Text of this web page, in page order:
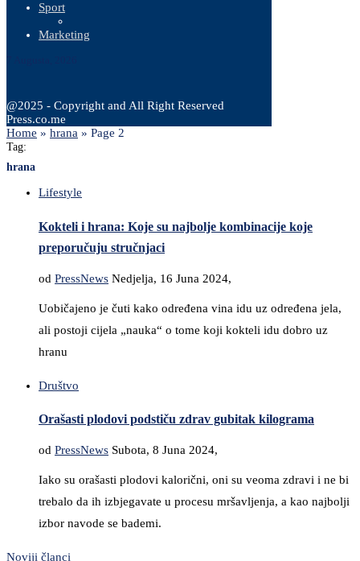
Sport
Marketing
@2025 - Copyright and All Right Reserved
Press.co.me
Home » hrana » Page 2
Tag:
hrana
Lifestyle
Kokteli i hrana: Koje su najbolje kombinacije koje
preporučuju stručnjaci
od PressNews Nedjelja, 16 Juna 2024,
Uobičajeno je čuti kako određena vina idu uz određena jela,
ali postoji cijela „nauka“ o tome koji kokteli idu dobro uz
hranu
Društvo
Orašasti plodovi podstiču zdrav gubitak kilograma
od PressNews Subota, 8 Juna 2024,
Iako su orašasti plodovi kalorični, oni su veoma zdravi i ne bi
trebalo da ih izbjegavate u procesu mršavljenja, a kao najbolji
izbor navode se bademi.
Noviji članci